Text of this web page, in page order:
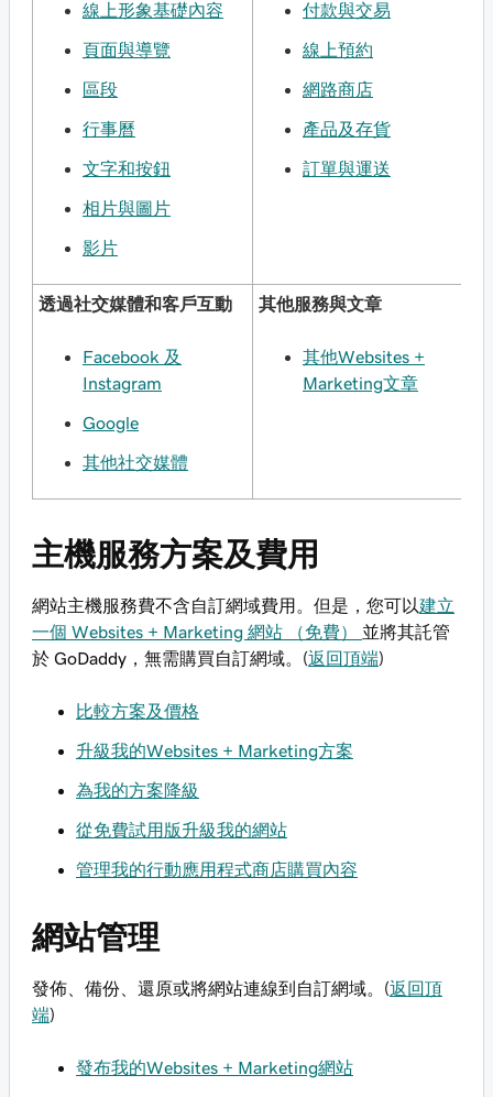
線上形象基礎內容
頁面與導覽
區段
行事曆
文字和按鈕
相片與圖片
影片
付款與交易
線上預約
網路商店
產品及存貨
訂單與運送
透過社交媒體和客戶互動
Facebook 及
Instagram
Google
其他社交媒體
其他服務與文章
其他Websites +
Marketing文章
主機服務方案及費用
網站主機服務費不含自訂網域費用。但是，您可以建立
一個 Websites + Marketing 網站 （免費） 並將其託管
於 GoDaddy，無需購買自訂網域。(返回頂端)
比較方案及價格
升級我的Websites + Marketing方案
為我的方案降級
從免費試用版升級我的網站
管理我的行動應用程式商店購買內容
網站管理
發佈、備份、還原或將網站連線到自訂網域。(返回頂
端)
發布我的Websites + Marketing網站